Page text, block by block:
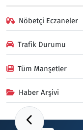
Nöbetçi Eczaneler
Trafik Durumu
Tüm Manşetler
Haber Arşivi